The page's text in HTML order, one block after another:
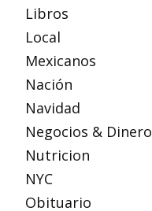
Libros
Local
Mexicanos
Nación
Navidad
Negocios & Dinero
Nutricion
NYC
Obituario